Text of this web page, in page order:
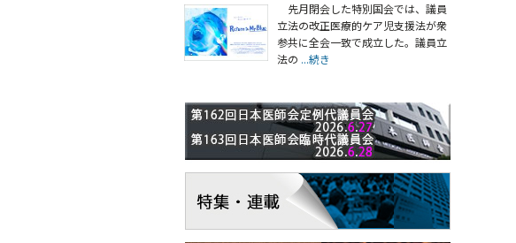
先月閉会した特別国会では、議員
立法の改正医療的ケア児支援法が衆
参共に全会一致で成立した。議員立
法の ...続き